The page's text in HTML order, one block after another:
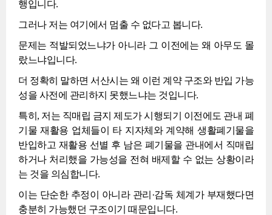
행입니다.
그러나 저는 여기에서 멈출 수 없다고 봅니다.
문제는 적발되었느냐가 아니라 그 이전에는 왜 아무도 몰
랐느냐입니다.
더 정확히 말하면 서산시는 왜 이런 계약 구조와 반입 가능
성을 사전에 관리하지 못했느냐는 것입니다.
특히, 저는 직매립 금지 제도가 시행되기 이전에도 관내 폐
기물 재활용 업체들이 타 지자체와 계약해 생활폐기물을
반입하고 재활용 선별 후 남은 폐기물을 관내에서 직매립
하거나 처리했을 가능성을 전혀 배제할 수 없는 상황이라
는 것을 의심합니다.
이는 단순한 추정이 아니라 관리·감독 체계가 부재했다면
충분히 가능했던 구조이기 때문입니다.